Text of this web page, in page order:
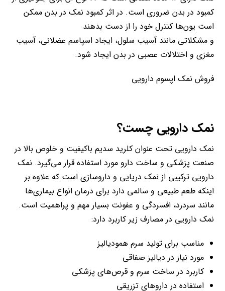
کمبود در بدن ضروری است. در اثر کمبود نمک در بدن ممکن
است یون‌ها کنترل خود را از دست بدهند
و مشکلاتی مانند آسیب سلول، ایجاد اسپاسم عضلانی، آسیب
مغزی و اختلالات عصبی در بدن ایجاد شود.
فروش نمک اپسوم دارویی
نمک دارویی چست؟
نمک دارویی تحت عنوان کلرید سدیم باکیفیت و خلوص بالا در
صنعت پزشکی و ساخت دارو مورد استفاده قرار می‌گیرد. نمک
دارویی ترکیبی از نمک دریایی و داروسازی است که علاوه بر
اینکه طعم طبیعی و سالمی دارد برای درمان انواع بیماری‌ها
مانند سردرد، افسردگی و عفونت بسیار مهم و پراهمیت است.
نمک دارویی در مصارف زیر کاربرد دارد:
مناسب برای تولید سرم همودیالیز
مورد نیاز در دیالیز صفاقی
کاربرد در ساخت سرم و قرص‌های پزشکی
استفاده در دارو‌های تزریقی